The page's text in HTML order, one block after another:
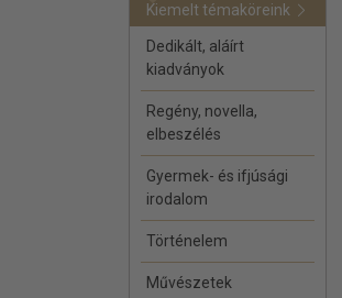
Kiemelt témaköreink
Dedikált, aláírt
kiadványok
Regény, novella,
elbeszélés
Gyermek- és ifjúsági
irodalom
Történelem
Művészetek